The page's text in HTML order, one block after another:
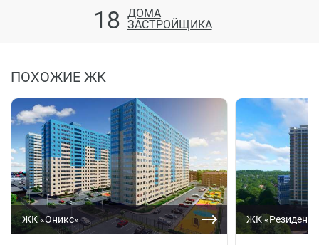
18 ДОМА
ЗАСТРОЙЩИКА
ПОХОЖИЕ ЖК
ЖК «Оникс» ЖК